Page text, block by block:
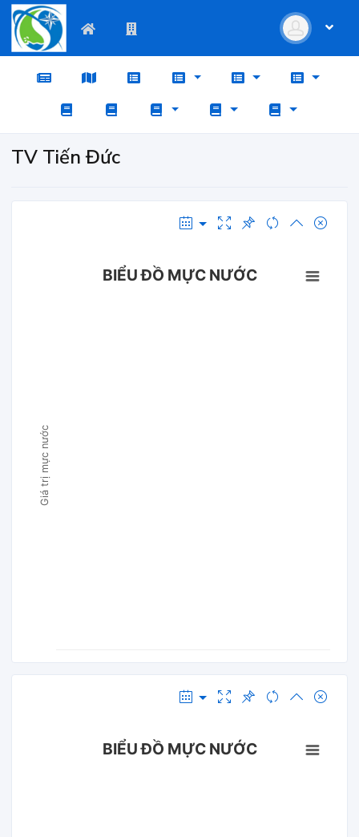
TV Tiến Đức
Giá trị mực nước
BIỂU ĐỒ MỰC NƯỚC
BIỂU ĐỒ MỰC NƯỚC